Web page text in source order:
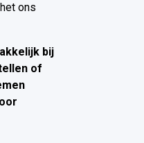
ons
bij
of